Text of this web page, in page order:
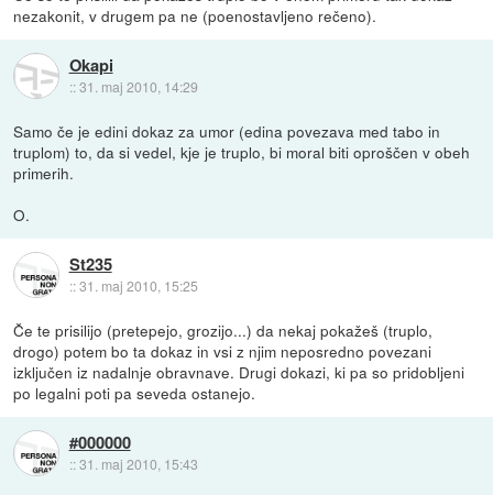
nezakonit, v drugem pa ne (poenostavljeno rečeno).
Okapi
::31. maj 2010, 14:29
Samo če je edini dokaz za umor (edina povezava med tabo in
truplom) to, da si vedel, kje je truplo, bi moral biti oproščen v obeh
primerih.
O.
St235
::31. maj 2010, 15:25
Če te prisilijo (pretepejo, grozijo...) da nekaj pokažeš (truplo,
drogo) potem bo ta dokaz in vsi z njim neposredno povezani
izključen iz nadalnje obravnave. Drugi dokazi, ki pa so pridobljeni
po legalni poti pa seveda ostanejo.
#000000
::31. maj 2010, 15:43